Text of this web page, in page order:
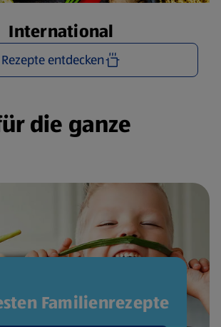
International
Rezepte entdecken
die ganze
Familienrezepte